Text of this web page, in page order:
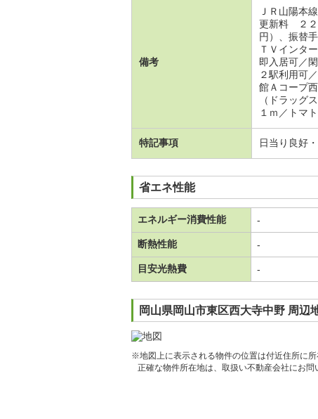
備考
ＪＲ山陽本
更新料 ２２
円）、振替
ＴＶインタ
即入居可／
２駅利用可
館Ａコープ
（ドラッグ
１ｍ／トマ
特記事項 日当り良好
省エネ性能
エネルギー消費性能 -
断熱性能 -
目安光熱費 -
岡山県岡山市東区西大寺中野 周辺
※地図上に表示される物件の位置は付近住所に
正確な物件所在地は、取扱い不動産会社にお問